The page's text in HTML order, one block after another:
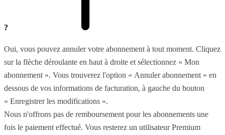
?
Oui, vous pouvez annuler votre abonnement à tout moment. Cliquez
sur la flèche déroulante en haut à droite et sélectionnez « Mon
abonnement ». Vous trouverez l'option « Annuler abonnement » en
dessous de vos informations de facturation, à gauche du bouton
« Enregistrer les modifications ».
Nous n'offrons pas de remboursement pour les abonnements une
fois le paiement effectué. Vous resterez un utilisateur Premium